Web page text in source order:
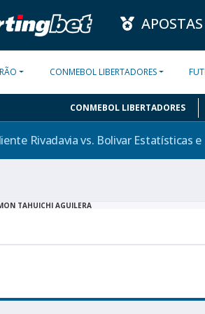
CONMEBOL LIBERTADORES
CONMEBOL LIBERTADORES
Rivadavia vs. Bolivar Estatísticas
TAHUICHI AGUILERA